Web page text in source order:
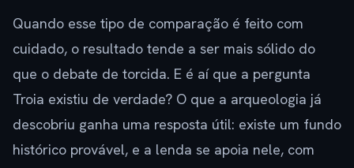
Quando esse tipo de comparação é feito com
cuidado, o resultado tende a ser mais sólido do
que o debate de torcida. E é aí que a pergunta
Troia existiu de verdade? O que a arqueologia já
descobriu ganha uma resposta útil: existe um fundo
histórico provável, e a lenda se apoia nele, com